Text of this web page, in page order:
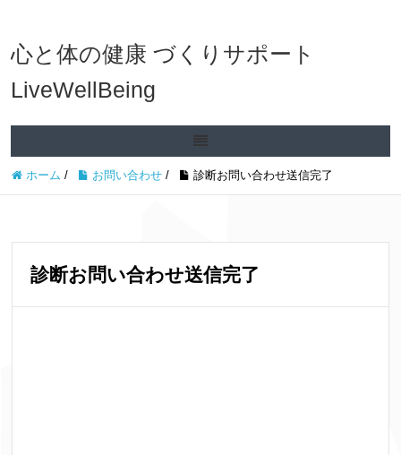
心と体の健康 づくりサポート
LiveWellBeing
ホーム / お問い合わせ / 診断お問い合わせ送信完了
診断お問い合わせ送信完了